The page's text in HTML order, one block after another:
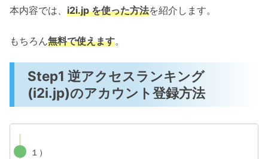
本内容では、 i2i.jp を使った方法を紹介します。
もちろん無料で使えます。
Step1 逆アクセスランキング
(i2i.jp)のアカウント登録方法
１）